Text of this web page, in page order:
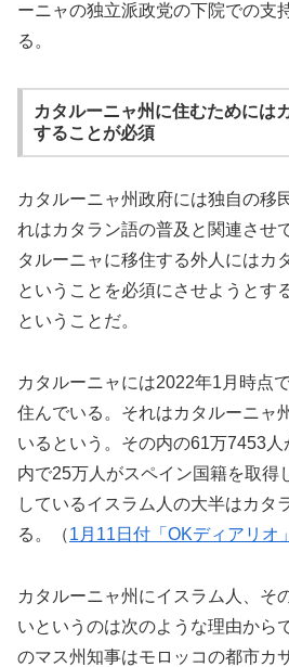
ーニャの独立派政党の下院での支
る。
カタルーニャ州に住むためには
することが必須
カタルーニャ州政府には独自の移
れはカタラン語の普及と関連させ
タルーニャに移住する外人にはカ
ということを必須にさせようとす
ということだ。
カタルーニャには2022年1月時点
住んでいる。それはカタルーニャ
いるという。その内の61万7453
内で25万人がスペイン国籍を取得
しているイスラム人の大半はカタ
る。（1月11日付「OKディアリオ」
カタルーニャ州にイスラム人、そ
いというのは次のような理由から
のマス州知事はモロッコの都市カ